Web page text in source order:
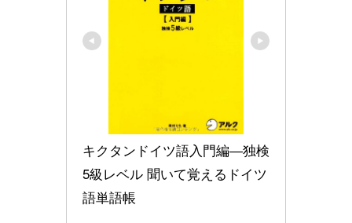
キクタンドイツ語入門編―独検
5級レベル 聞いて覚えるドイツ
語単語帳